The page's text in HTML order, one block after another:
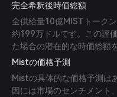
完全希釈後時価総額
全供給量10億MISTトーク
約199万ドルです。この評
た場合の潜在的な時価総額
Mistの価格予測
Mistの具体的な価格予測は
因には市場のセンチメント